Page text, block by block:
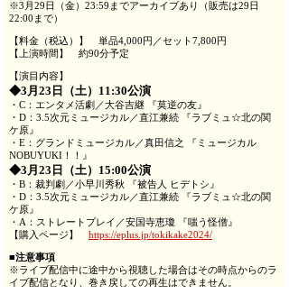
※3月29日（金）23:59までアーカイブあり（販売は29日
22:00まで）
【料金（税込）】 単品4,000円／セット7,800円
【上演時間】 約90分予定
【演目内容】
◆3月23日（土）11:30公演
・C：エンタメ活劇／大谷吉継 『莫逆の友』
・D：3.5次元ミュージカル／直江兼続 『ラブミュ☆北の関
ケ原』
・E：グランドミュージカル／真田信之 『ミュージカル
NOBUYUKI！！』
◆3月23日（土）15:00公演
・B：裁判劇／小早川秀秋 『被告人 ヒデトシ』
・D：3.5次元ミュージカル／直江兼続 『ラブミュ☆北の関
ケ原』
・A：ストレートプレイ／安国寺恵瓊 『嗤う怪僧』
【購入ページ】 https://eplus.jp/tokikake2024/
■注意事項
※ライブ配信中に途中から視聴した場合はその時点からのラ
イブ配信となり、巻き戻しての再生はできません。